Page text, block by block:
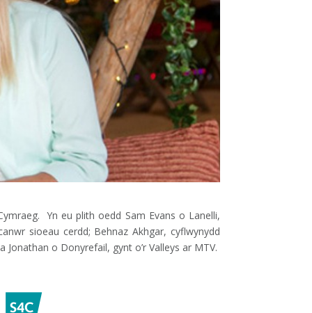
Yn eu plith oedd Sam Evans o Lanelli,
sioeau cerdd; Behnaz Akhgar, cyflwynydd
Jonathan o Donyrefail, gynt o’r Valleys ar MTV.